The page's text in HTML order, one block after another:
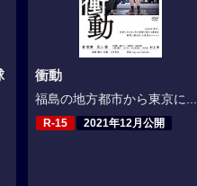
衝動
福島の地方都市から東京に...
R-15 2021年12月公開